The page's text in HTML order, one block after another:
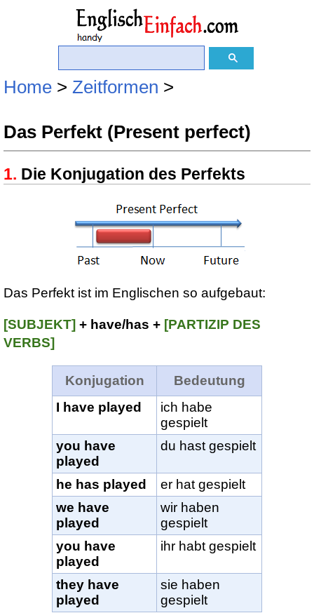
Home > Zeitformen >
Das Perfekt (Present perfect)
Die Konjugation des Perfekts
Das Perfekt ist im Englischen so aufgebaut:
[SUBJEKT] + have/has + [PARTIZIP DES
VERBS]
Konjugation
Bedeutung
I have played
ich habe
gespielt
you have
played
du hast gespielt
he has played
er hat gespielt
we have
played
wir haben
gespielt
you have
played
ihr habt gespielt
they have
played
sie haben
gespielt